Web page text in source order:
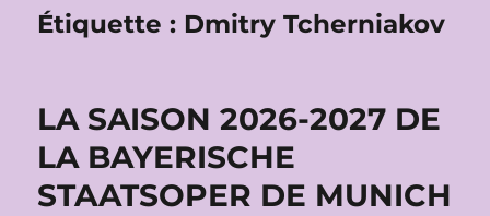
Étiquette : Dmitry Tcherniakov
LA SAISON 2026-2027 DE
LA BAYERISCHE
STAATSOPER DE MUNICH